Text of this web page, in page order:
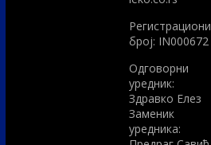
Регистрациони
број: IN000672
Одговорни
уредник:
Здравко Елез
Заменик
уредника: